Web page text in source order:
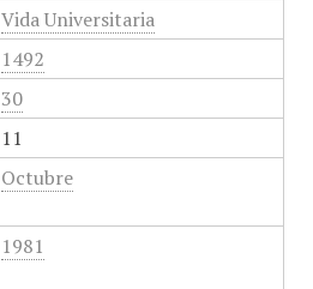
Vida Universitaria
1492
30
11
Octubre
1981